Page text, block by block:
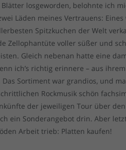
losgeworden, belohnte ich
Läden meines Vertrauens:
Spitzkuchen der Welt
Zellophantüte voller süßer und
Gleich nebenan hatte eine
ich’s richtig erinnere – aus
Das Sortiment war grandios, und
Rockmusik schön
der jeweiligen Tour über
ein Sonderangebot drin. Aber
Arbeit trieb: Platten kaufen!